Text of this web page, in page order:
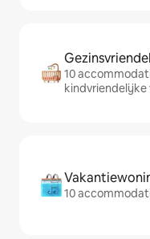
10
kindvriendelijke
10